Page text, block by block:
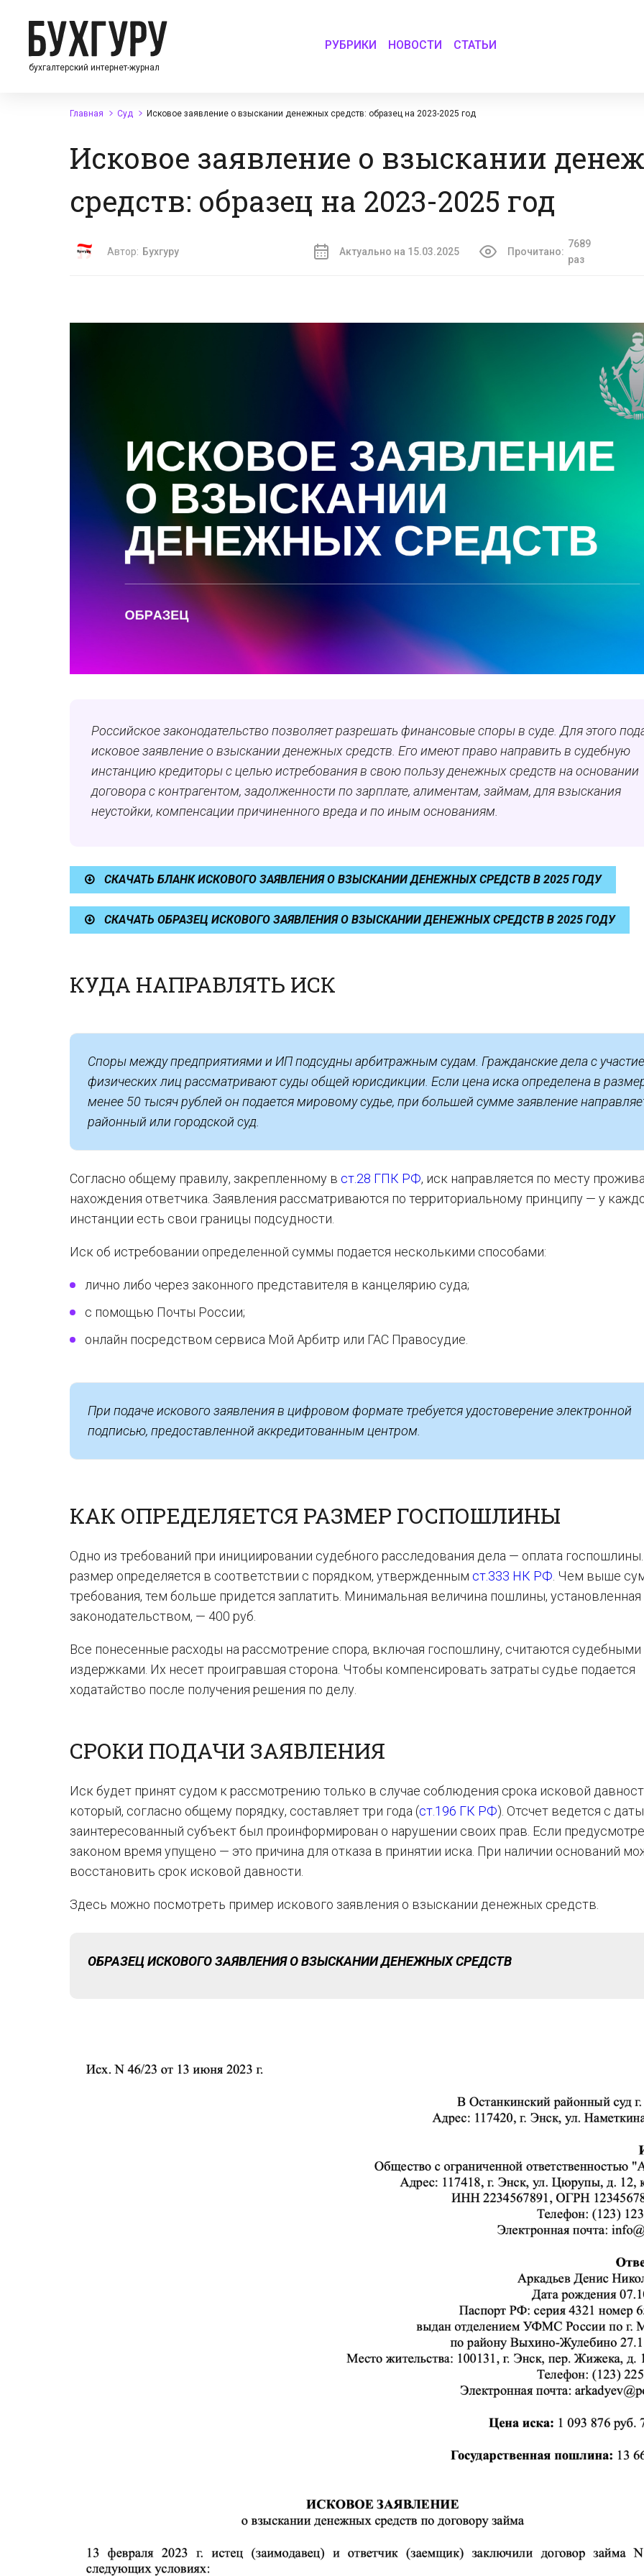
бухгалтерский интернет-журнал
РУБРИКИ НОВОСТИ СТАТЬИ
Главная Суд Исковое заявление о взыскании денежных средств: образец на 2023-2025 год
Исковое заявление о взыскании
средств: образец на 2023-2025 год
Автор: Бухгуру Актуально на 15.03.2025 Прочитано:
7689
раз
Российское законодательство позволяет разрешать финансовые споры в суде. Для этого
исковое заявление о взыскании денежных средств. Его имеют право направить в судебную
инстанцию кредиторы с целью истребования в свою пользу денежных средств на основании
договора с контрагентом, задолженности по зарплате, алиментам, займам, для взыскания
неустойки, компенсации причиненного вреда и по иным основаниям.
СКАЧАТЬ БЛАНК ИСКОВОГО ЗАЯВЛЕНИЯ О ВЗЫСКАНИИ ДЕНЕЖНЫХ СРЕДСТВ В 2025 ГОДУ
СКАЧАТЬ ОБРАЗЕЦ ИСКОВОГО ЗАЯВЛЕНИЯ О ВЗЫСКАНИИ ДЕНЕЖНЫХ СРЕДСТВ В 2025 ГОДУ
КУДА НАПРАВЛЯТЬ ИСК
Споры между предприятиями и ИП подсудны арбитражным судам. Гражданские дела с
физических лиц рассматривают суды общей юрисдикции. Если цена иска определена в
менее 50 тысяч рублей он подается мировому судье, при большей сумме заявление
районный или городской суд.
Согласно общему правилу, закрепленному в ст.28 ГПК РФ, иск направляется по месту
нахождения ответчика. Заявления рассматриваются по территориальному принципу — у
инстанции есть свои границы подсудности.
Иск об истребовании определенной суммы подается несколькими способами:
лично либо через законного представителя в канцелярию суда;
с помощью Почты России;
онлайн посредством сервиса Мой Арбитр или ГАС Правосудие.
При подаче искового заявления в цифровом формате требуется удостоверение электронной
подписью, предоставленной аккредитованным центром.
КАК ОПРЕДЕЛЯЕТСЯ РАЗМЕР ГОСПОШЛИНЫ
Одно из требований при инициировании судебного расследования дела — оплата
размер определяется в соответствии с порядком, утвержденным ст.333 НК РФ. Чем выше
требования, тем больше придется заплатить. Минимальная величина пошлины, установленная
законодательством, — 400 руб.
Все понесенные расходы на рассмотрение спора, включая госпошлину, считаются судебными
издержками. Их несет проигравшая сторона. Чтобы компенсировать затраты судье подается
ходатайство после получения решения по делу.
СРОКИ ПОДАЧИ ЗАЯВЛЕНИЯ
Иск будет принят судом к рассмотрению только в случае соблюдения срока исковой
который, согласно общему порядку, составляет три года (ст.196 ГК РФ). Отсчет ведется с
заинтересованный субъект был проинформирован о нарушении своих прав. Если
законом время упущено — это причина для отказа в принятии иска. При наличии оснований
восстановить срок исковой давности.
Здесь можно посмотреть пример искового заявления о взыскании денежных средств.
ОБРАЗЕЦ ИСКОВОГО ЗАЯВЛЕНИЯ О ВЗЫСКАНИИ ДЕНЕЖНЫХ СРЕДСТВ